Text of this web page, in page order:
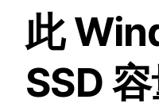
此
SSD